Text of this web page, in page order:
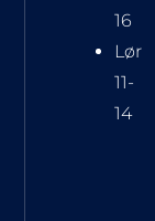
16
Lør
11-
14